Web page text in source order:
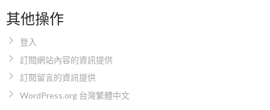
其他操作
登入
訂閱網站內容的資訊提供
訂閱留言的資訊提供
WordPress.org 台灣繁體中文